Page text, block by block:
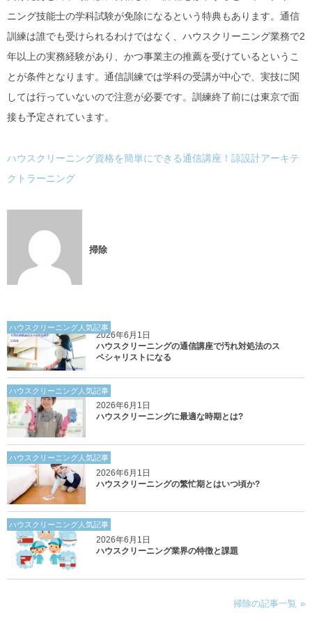
ニング技能士の学科試験が免除になるという特典もあります。通信
訓練は誰でも受けられるわけではなく、ハウスクリーニング業務で2
年以上の実務経験があり、かつ事業主の推薦を受けているというこ
とが条件となります。通信訓練では学科の受講が中心で、実技に関
しては行っていないので注意が必要です。訓練終了前には東京で面
接も予定されています。
ハウスクリーニング資格を簡単にできる通信講座！諒設計アーキテ
クトラーニング
掃除
ハウスクリーニング人気記事
2026年6月1日
ハウスクリーニングの通信講座で汚れ対処法のス
ペシャリストになる
ハウスクリーニング人気記事
2026年6月1日
ハウスクリーニングに最適な時期とは?
ハウスクリーニング人気記事
2026年6月1日
ハウスクリーニングの繁忙期とはいつ頃か?
ハウスクリーニング人気記事
2026年6月1日
ハウスクリーニング業界の特徴と課題
掃除の記事一覧